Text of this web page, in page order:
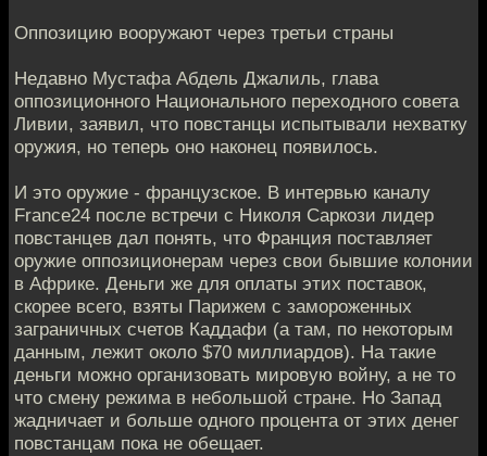
Оппозицию вооружают через третьи страны
Недавно Мустафа Абдель Джалиль, глава
оппозиционного Национального переходного совета
Ливии, заявил, что повстанцы испытывали нехватку
оружия, но теперь оно наконец появилось.
И это оружие - французское. В интервью каналу
France24 после встречи с Николя Саркози лидер
повстанцев дал понять, что Франция поставляет
оружие оппозиционерам через свои бывшие колонии
в Африке. Деньги же для оплаты этих поставок,
скорее всего, взяты Парижем с замороженных
заграничных счетов Каддафи (а там, по некоторым
данным, лежит около $70 миллиардов). На такие
деньги можно организовать мировую войну, а не то
что смену режима в небольшой стране. Но Запад
жадничает и больше одного процента от этих денег
повстанцам пока не обещает.